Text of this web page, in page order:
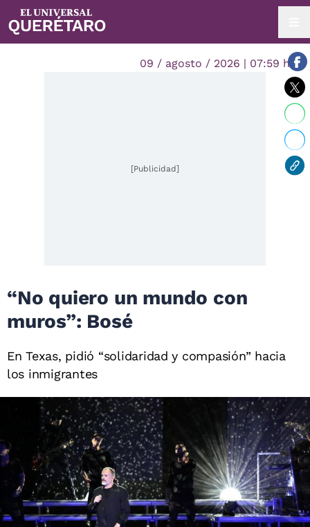
09 / agosto / 2026 | 07:59 hrs.
[Publicidad]
“No quiero un mundo con
muros”: Bosé
En Texas, pidió “solidaridad y compasión” hacia
los inmigrantes